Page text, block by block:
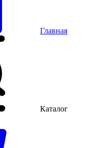
Главная
Каталог